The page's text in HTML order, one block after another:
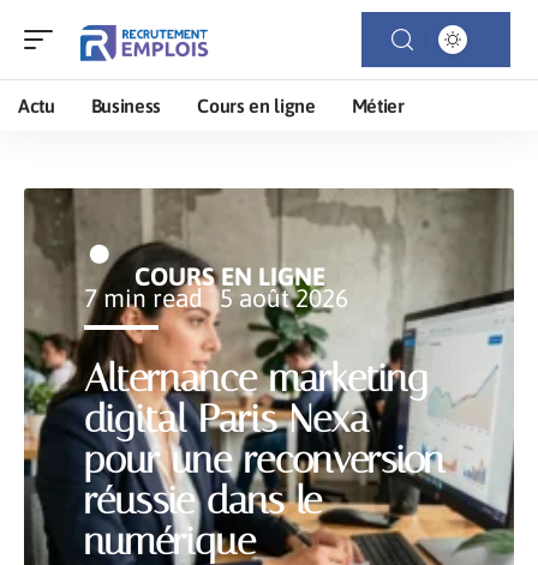
Actu Business Cours en ligne Métier
Alternance marketing
digital Paris Nexa
pour une reconversion
réussie dans le
numérique
COURS EN LIGNE
7 min read 5 août 2026